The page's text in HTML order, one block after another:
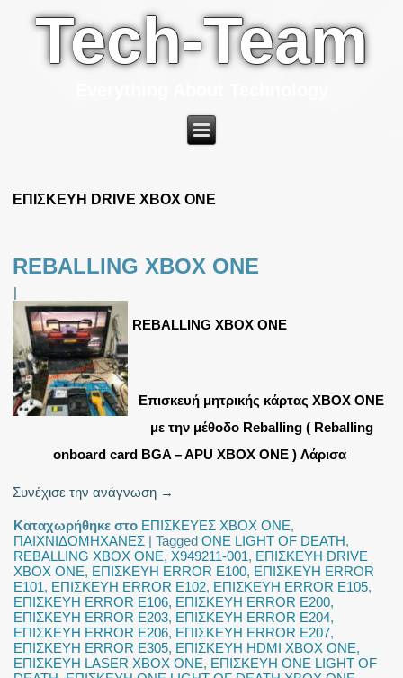
Tech-Team
ΕΠΙΣΚΕΥΗ DRIVE XBOX ONE
REBALLING XBOX ONE
|
REBALLING XBOX ONE
Επισκευή μητρικής κάρτας XBOX ONE
με την μέθοδο Reballing ( Reballing
onboard card BGA – APU XBOX ONE ) Λάρισα
Συνέχισε την ανάγνωση →
Καταχωρήθηκε στο ΕΠΙΣΚΕΥΕΣ XBOX ONE,
ΠΑΙΧΝΙΔΟΜΗΧΑΝΕΣ |Tagged ONE LIGHT OF DEATH,
REBALLING XBOX ONE, X949211-001, ΕΠΙΣΚΕΥΗ DRIVE
XBOX ONE, ΕΠΙΣΚΕΥΗ ERROR E100, ΕΠΙΣΚΕΥΗ ERROR
E101, ΕΠΙΣΚΕΥΗ ERROR E102, ΕΠΙΣΚΕΥΗ ERROR E105,
ΕΠΙΣΚΕΥΗ ERROR E106, ΕΠΙΣΚΕΥΗ ERROR E200,
ΕΠΙΣΚΕΥΗ ERROR E203, ΕΠΙΣΚΕΥΗ ERROR E204,
ΕΠΙΣΚΕΥΗ ERROR E206, ΕΠΙΣΚΕΥΗ ERROR E207,
ΕΠΙΣΚΕΥΗ ERROR E305, ΕΠΙΣΚΕΥΗ HDMI XBOX ONE,
ΕΠΙΣΚΕΥΗ LASER XBOX ONE, ΕΠΙΣΚΕΥΗ ONE LIGHT OF